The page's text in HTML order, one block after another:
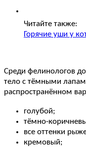
Читайте также:
Горячие уши у
Среди фелинологов
тело с тёмными
распространённом
голубой;
тёмно-
все оттенки
кремовый;